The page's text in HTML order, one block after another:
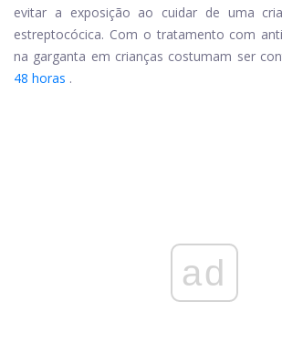
evitar a exposição ao cuidar de uma
estreptocócica. Com o tratamento com
na garganta em crianças costumam ser
48 horas .
ad